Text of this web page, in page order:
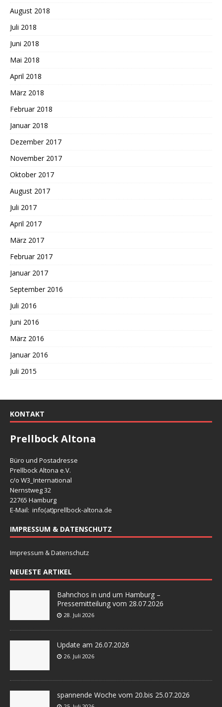
August 2018
Juli 2018
Juni 2018
Mai 2018
April 2018
März 2018
Februar 2018
Januar 2018
Dezember 2017
November 2017
Oktober 2017
August 2017
Juli 2017
April 2017
März 2017
Februar 2017
Januar 2017
September 2016
Juli 2016
Juni 2016
März 2016
Januar 2016
Juli 2015
KONTAKT
Prellbock Altona
Büro und Postadresse
Prellbock Altona e.V.
c/o W3_International
Nernstweg 32
22765 Hamburg
E-Mail: info(at)prellbock-altona.de
IMPRESSUM & DATENSCHUTZ
Impressum & Datenschutz
NEUESTE ARTIKEL
Bahnchos in und um Hamburg –
Pressemitteilung vom 28.07.2026
28. Juli 2026
Update am 26.07.2026
26. Juli 2026
spannende Woche vom 20.bis 25.07.2026